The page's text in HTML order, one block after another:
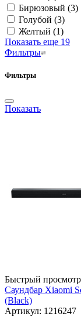
Бирюзовый (3)
Голубой (3)
Желтый (1)
Показать еще 19
Фильтры
Фильтры
Показать
Быстрый просмотр
Саундбар Xiaomi
(Black)
Артикул: 1216247